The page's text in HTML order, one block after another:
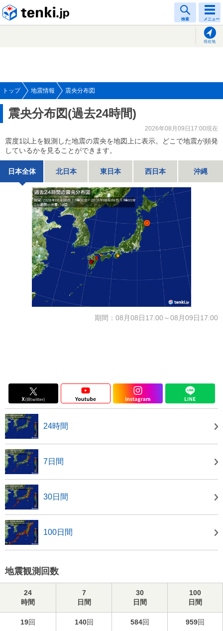
検索 メニュー
現在地
トップ 地震情報 震央分布図
震央分布図(過去24時間)
2026年08月09日17:00現在
震度1以上を観測した地震の震央を地図上に表示。どこで地震が頻発
しているかを見ることができます。
日本全体 北日本 東日本 西日本 沖縄
期間：08月08日17:00～08月09日17:00
24時間
7日間
30日間
100日間
地震観測回数
24
時間
7
日間
30
日間
100
日間
19回 140回 584回 959回